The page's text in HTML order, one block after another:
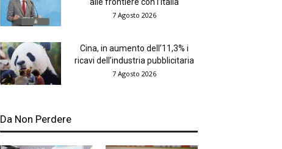
alle frontiere con l’Italia
7 Agosto 2026
Cina, in aumento dell’11,3% i
ricavi dell’industria pubblicitaria
7 Agosto 2026
Da Non Perdere